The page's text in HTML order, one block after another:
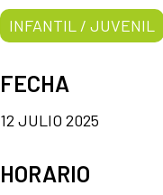
INFANTIL / JUVENIL
FECHA
12 JULIO 2025
HORARIO